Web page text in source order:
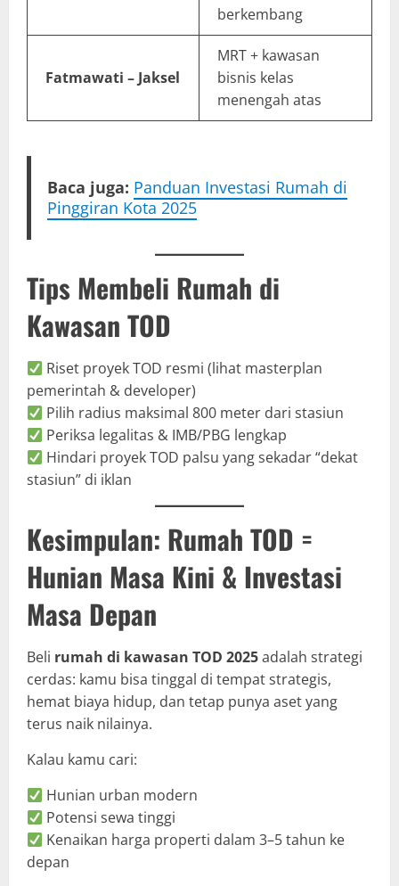
berkembang
Fatmawati – Jaksel
MRT + kawasan
bisnis kelas
menengah atas
Baca juga: Panduan Investasi Rumah di
Pinggiran Kota 2025
Tips Membeli Rumah di
Kawasan TOD
Riset proyek TOD resmi (lihat masterplan
pemerintah & developer)
Pilih radius maksimal 800 meter dari stasiun
Periksa legalitas & IMB/PBG lengkap
Hindari proyek TOD palsu yang sekadar “dekat
stasiun” di iklan
Kesimpulan: Rumah TOD =
Hunian Masa Kini & Investasi
Masa Depan
Beli rumah di kawasan TOD 2025adalah strategi
cerdas: kamu bisa tinggal di tempat strategis,
hemat biaya hidup, dan tetap punya aset yang
terus naik nilainya.
Kalau kamu cari:
Hunian urban modern
Potensi sewa tinggi
Kenaikan harga properti dalam 3–5 tahun ke
depan